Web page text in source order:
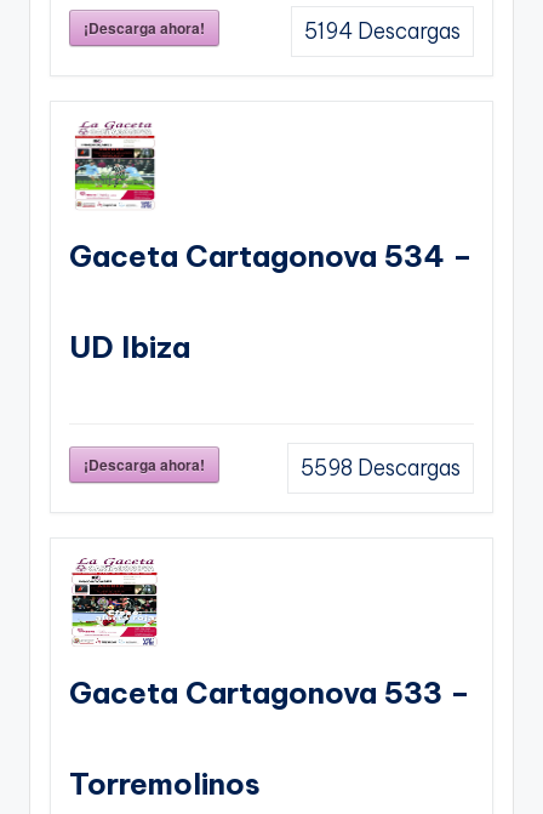
¡Descarga ahora! 5194 Descargas
Gaceta Cartagonova 534 –
UD Ibiza
¡Descarga ahora! 5598 Descargas
Gaceta Cartagonova 533 –
Torremolinos